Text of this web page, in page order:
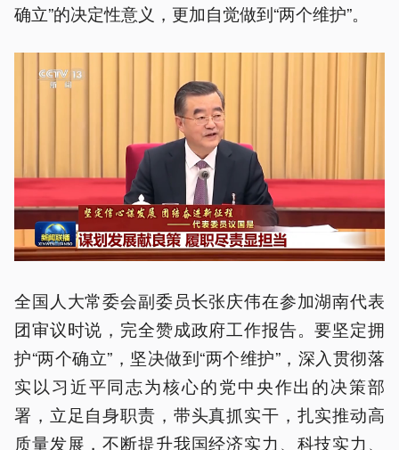
确立”的决定性意义，更加自觉做到“两个维护”。
全国人大常委会副委员长张庆伟在参加湖南代表
团审议时说，完全赞成政府工作报告。要坚定拥
护“两个确立”，坚决做到“两个维护”，深入贯彻落
实以习近平同志为核心的党中央作出的决策部
署，立足自身职责，带头真抓实干，扎实推动高
质量发展，不断提升我国经济实力、科技实力、